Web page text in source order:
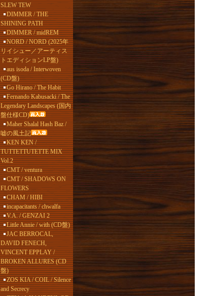
SLEW TEW
DIMMER / THE
SHINING PATH
DIMMER / midREM
NORD / NORD (2025年
リイシュー／アーティス
トエディションLP盤)
aus isoda / Interwoven
(CD盤)
Go Hirano / The Habit
Fernando Kabusacki / The
Legendary Landscapes (国内
盤仕様CD)
Maher Shalal Hash Baz /
嘘の風土記
KEN KEN /
TUTTETTUTETTE MIX
Vol.2
CMT / ventura
CMT / SHADOWS ON
FLOWERS
CHAM / HIBI
incapacitants / chwalfa
V.A. / GENZAI 2
Little Annie / with (CD盤)
JAC BERROCAL,
DAVID FENECH,
VINCENT EPPLAY /
BROKEN ALLURES (CD
盤)
ZOS KIA / COIL / Silence
and Secrecy